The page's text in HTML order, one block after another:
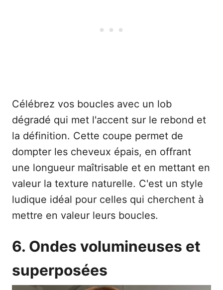
Célébrez vos boucles avec un lob
dégradé qui met l'accent sur le rebond et
la définition. Cette coupe permet de
dompter les cheveux épais, en offrant
une longueur maîtrisable et en mettant en
valeur la texture naturelle. C'est un style
ludique idéal pour celles qui cherchent à
mettre en valeur leurs boucles.
6. Ondes volumineuses et
superposées